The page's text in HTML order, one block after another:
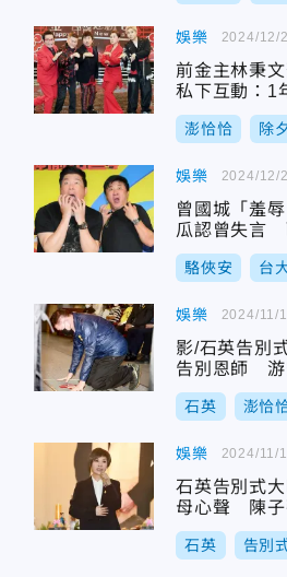
娛樂
前金主林秉
私下互動：1
澎恰恰 除
2024/12/
娛樂
曾國城「羞
瓜認曾失言
駱俠安 台
2024/12/
娛樂
影/石英告別
告別恩師 游
路
石英 澎恰
2024/11/
娛樂
石英告別式
母心聲 陳子
石英 告別
2024/11/